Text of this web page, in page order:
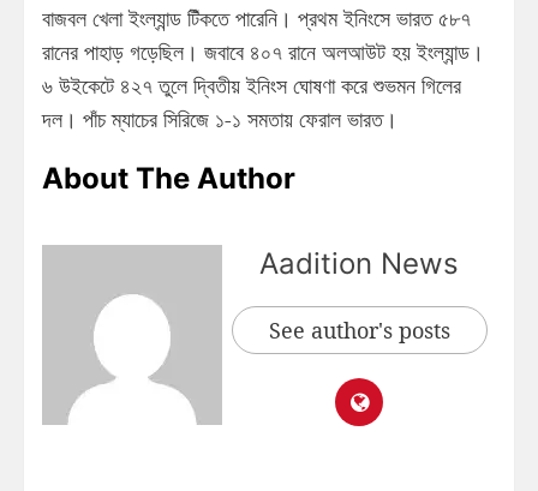
বাজবল খেলা ইংল্যান্ড টিঁকতে পারেনি। প্রথম ইনিংসে ভারত ৫৮৭
রানের পাহাড় গড়েছিল। জবাবে ৪০৭ রানে অলআউট হয় ইংল্যান্ড।
৬ উইকেটে ৪২৭ তুলে দ্বিতীয় ইনিংস ঘোষণা করে শুভমন গিলের
দল। পাঁচ ম্যাচের সিরিজে ১-১ সমতায় ফেরাল ভারত।
About The Author
Aadition News
See author's posts